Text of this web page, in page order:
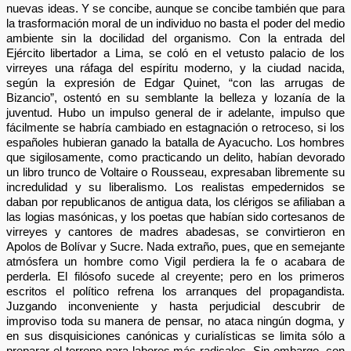
nuevas ideas. Y se concibe, aunque se concibe también que para
la trasformación moral de un individuo no basta el poder del medio
ambiente sin la docilidad del organismo. Con la entrada del
Ejército libertador a Lima, se coló en el vetusto palacio de los
virreyes una ráfaga del espíritu moderno, y la ciudad nacida,
según la expresión de Edgar Quinet, “con las arrugas de
Bizancio”, ostentó en su semblante la belleza y lozanía de la
juventud. Hubo un impulso general de ir adelante, impulso que
fácilmente se habría cambiado en estagnación o retroceso, si los
españoles hubieran ganado la batalla de Ayacucho. Los hombres
que sigilosamente, como practicando un delito, habían devorado
un libro trunco de Voltaire o Rousseau, expresaban libremente su
incredulidad y su liberalismo. Los realistas empedernidos se
daban por republicanos de antigua data, los clérigos se afiliaban a
las logias masónicas, y los poetas que habían sido cortesanos de
virreyes y cantores de madres abadesas, se convirtieron en
Apolos de Bolívar y Sucre. Nada extraño, pues, que en semejante
atmósfera un hombre como Vigil perdiera la fe o acabara de
perderla. El filósofo sucede al creyente; pero en los primeros
escritos el político refrena los arranques del propagandista.
Juzgando inconveniente y hasta perjudicial descubrir de
improviso toda su manera de pensar, no ataca ningún dogma, y
en sus disquisiciones canónicas y curialísticas se limita sólo a